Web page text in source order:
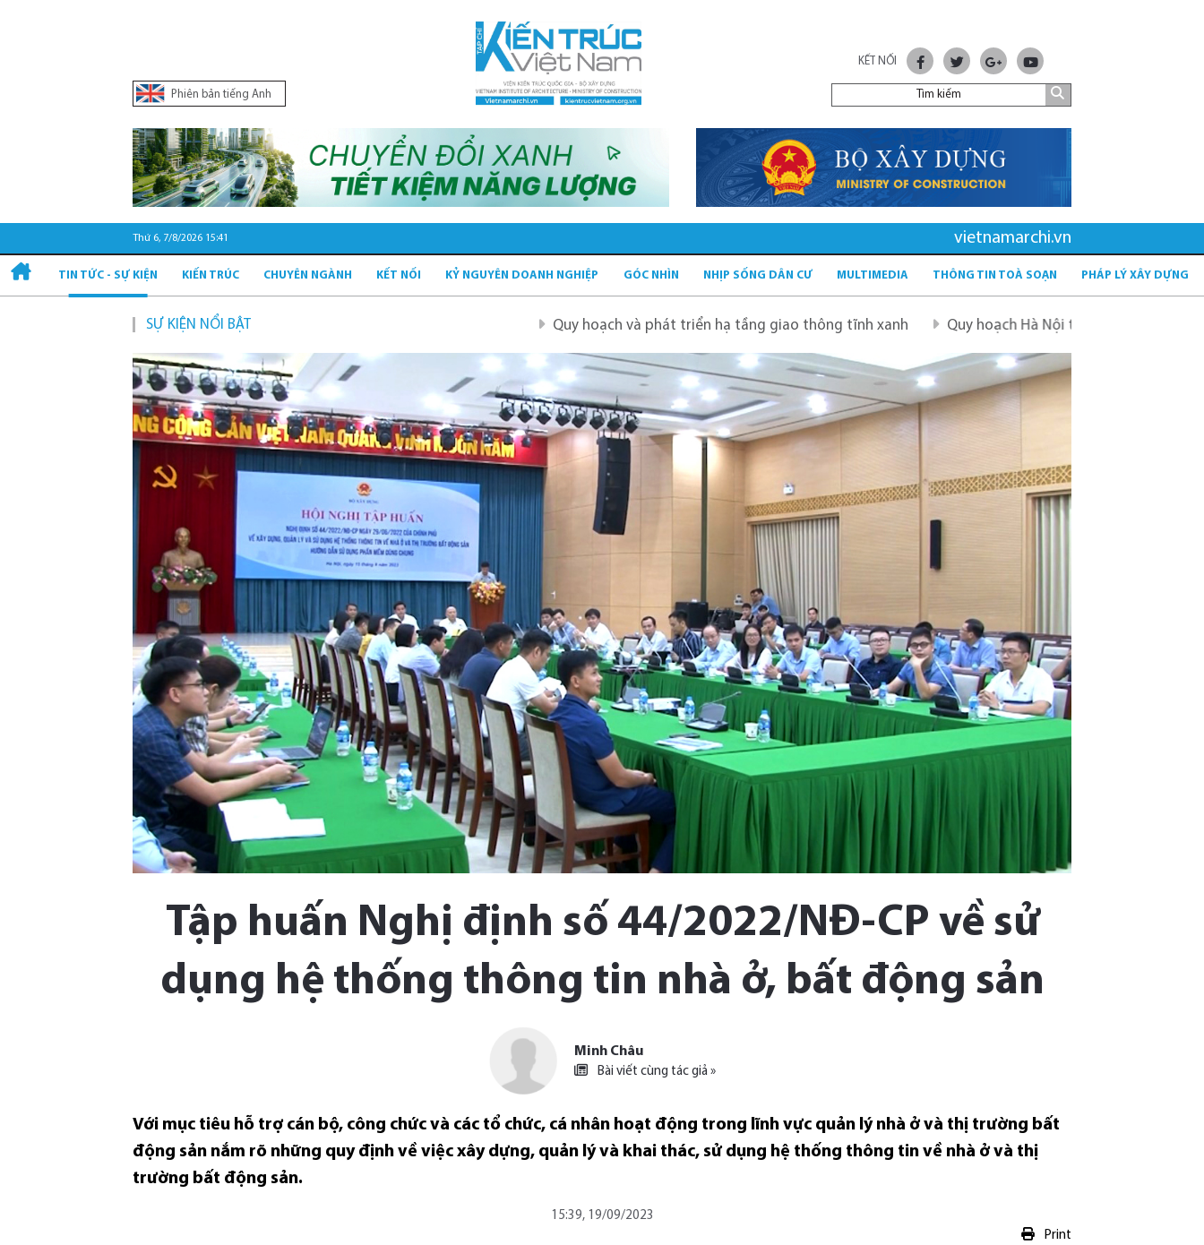
Phiên bản tiếng Anh
KẾT NỐI
Thứ 6, 7/8/2026 15:41 vietnamarchi.vn
TIN TỨC - SỰ KIỆN KIẾN TRÚC CHUYÊN NGÀNH KẾT NỐI KỶ NGUYÊN DOANH NGHIỆP GÓC NHÌN NHỊP SỐNG DÂN CƯ MULTIMEDIA THÔNG TIN TOÀ SOẠN PHÁP LÝ XÂY DỰNG
SỰ KIỆN NỔI BẬT Quy hoạch và phát triển hạ tầng giao thông tĩnh xanh Quy hoạch Hà Nội tầm nhìn 100 năm
Tập huấn Nghị định số 44/2022/NĐ-CP về sử
dụng hệ thống thông tin nhà ở, bất động sản
Minh Châu
Bài viết cùng tác giả »
Với mục tiêu hỗ trợ cán bộ, công chức và các tổ chức, cá nhân hoạt động trong lĩnh vực quản lý nhà ở và thị trường bất
động sản nắm rõ những quy định về việc xây dựng, quản lý và khai thác, sử dụng hệ thống thông tin về nhà ở và thị
trường bất động sản.
15:39, 19/09/2023
Print